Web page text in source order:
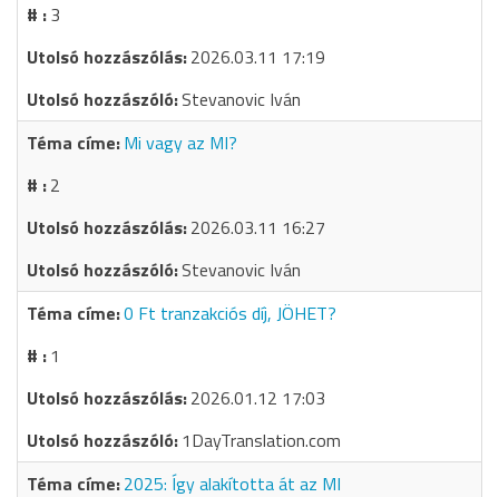
3
2026.03.11 17:19
Stevanovic Iván
Mi vagy az MI?
2
2026.03.11 16:27
Stevanovic Iván
0 Ft tranzakciós díj, JÖHET?
1
2026.01.12 17:03
1DayTranslation.com
2025: Így alakította át az MI